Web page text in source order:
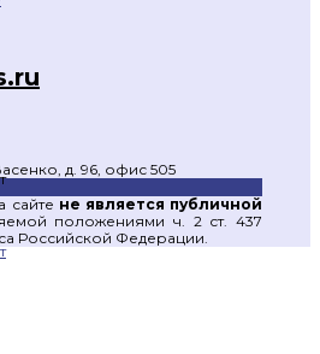
д. 96, офис 505
сайте не является публичной
положениями ч. 2 ст. 437
Российской Федерации.